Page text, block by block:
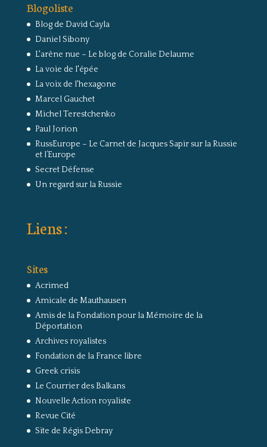
Blogoliste
Blog de David Cayla
Daniel Sibony
L'arêne nue – Le blog de Coralie Delaume
La voie de l'épée
La voix de l'hexagone
Marcel Gauchet
Michel Terestchenko
Paul Jorion
RussEurope – Le Carnet de Jacques Sapir sur la Russie
et l’Europe
Secret Défense
Un regard sur la Russie
Liens :
Sites
Acrimed
Amicale de Mauthausen
Amis de la Fondation pour la Mémoire de la
Déportation
Archives royalistes
Fondation de la France libre
Greek crisis
Le Courrier des Balkans
Nouvelle Action royaliste
Revue Cité
Site de Régis Debray